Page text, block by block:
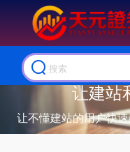
让建站
让不懂建站的用户快